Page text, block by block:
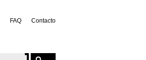
FAQ Contacto